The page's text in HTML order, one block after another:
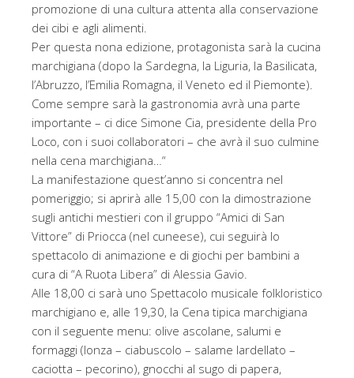
promozione di una cultura attenta alla conservazione
dei cibi e agli alimenti.
Per questa nona edizione, protagonista sarà la cucina
marchigiana (dopo la Sardegna, la Liguria, la Basilicata,
l’Abruzzo, l’Emilia Romagna, il Veneto ed il Piemonte).
Come sempre sarà la gastronomia avrà una parte
importante – ci dice Simone Cia, presidente della Pro
Loco, con i suoi collaboratori – che avrà il suo culmine
nella cena marchigiana…“
La manifestazione quest’anno si concentra nel
pomeriggio; si aprirà alle 15,00 con la dimostrazione
sugli antichi mestieri con il gruppo “Amici di San
Vittore” di Priocca (nel cuneese), cui seguirà lo
spettacolo di animazione e di giochi per bambini a
cura di “A Ruota Libera” di Alessia Gavio.
Alle 18,00 ci sarà uno Spettacolo musicale folkloristico
marchigiano e, alle 19,30, la Cena tipica marchigiana
con il seguente menu: olive ascolane, salumi e
formaggi (lonza – ciabuscolo – salame lardellato –
caciotta – pecorino), gnocchi al sugo di papera,